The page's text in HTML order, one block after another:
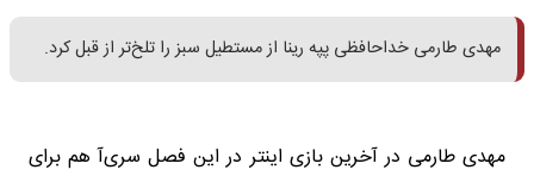
مهدی طارمی خداحافظی پپه رینا از مستطیل سبز را تلخ‌تر از قبل کرد.
مهدی طارمی در آخرین بازی اینتر در این فصل سری‌آ هم برای